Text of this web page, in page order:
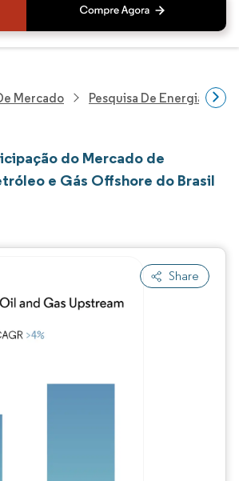
Mercado Pesquisa De Energia E
do Mercado de
e Gás Offshore do Brasil
Share